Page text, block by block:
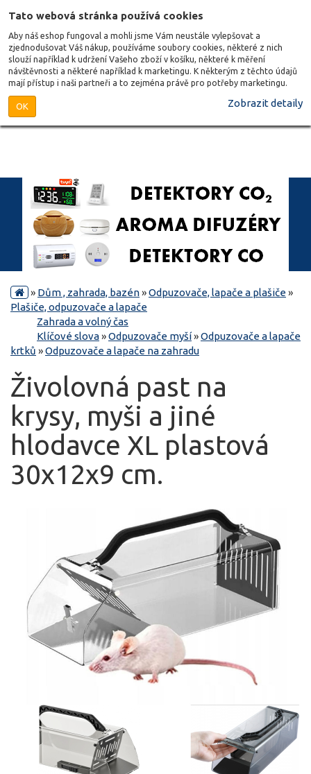
Tato webová stránka používá cookies
Aby náš eshop fungoval a mohli jsme Vám neustále vylepšovat a
zjednodušovat Váš nákup, používáme soubory cookies, některé z nich
slouží například k udržení Vašeho zboží v košíku, některé k měření
návštěvnosti a některé například k marketingu. K některým z těchto údajů
mají přístup i naši partneři a to zejména právě pro potřeby marketingu.
OK Zobrazit detaily
» Dům , zahrada, bazén»Odpuzovače, lapače a plašiče»
Plašiče, odpuzovače a lapače
Zahrada a volný čas
Klíčové slova»Odpuzovače myší»Odpuzovače a lapače
krtků »Odpuzovače a lapače na zahradu
Živolovná past na
krysy, myši a jiné
hlodavce XL plastová
30x12x9 cm.